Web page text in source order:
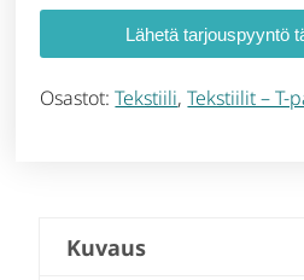
Lähetä tarjouspyyntö
Osastot:Tekstiili,Tekstiilit – T-
Kuvaus